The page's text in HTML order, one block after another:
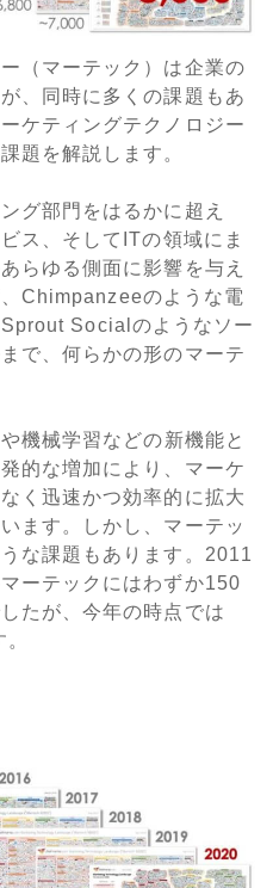
（マーテック）は企業の
、同時に多くの課題もあ
ケティングテクノロジー
題を解説します。
グ部門をはるかに超え
ス、そしてITの領域にま
らゆる側面に影響を与え
Chimpanzeeのような電
Socialのようなソー
で、何らかの形のマーテ
機械学習などの新機能と
的な増加により、マーケ
く迅速かつ効率的に拡大
ます。しかし、マーテッ
な課題もあります。2011
ーテックにはわずか150
たが、今年の時点では